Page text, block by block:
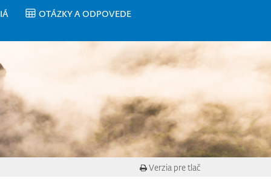
OTÁZKY A ODPOVEDE
Verzia pre tlač